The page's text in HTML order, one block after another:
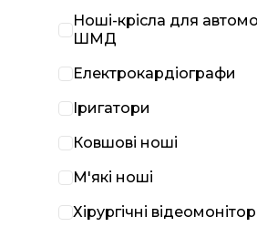
Ноші-крісла для
ШМД
Електрокардіографи
Іригатори
Ковшові ноші
М'які ноші
Хірургічні